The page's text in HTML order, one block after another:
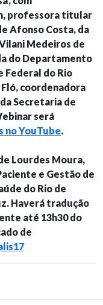
professora titular
Afonso Costa, da
Medeiros de
do Departamento
Federal do Rio
coordenadora
Secretaria de
será
no YouTube.
Lourdes Moura,
e Gestão de
do Rio de
Haverá tradução
até 13h30 do
de